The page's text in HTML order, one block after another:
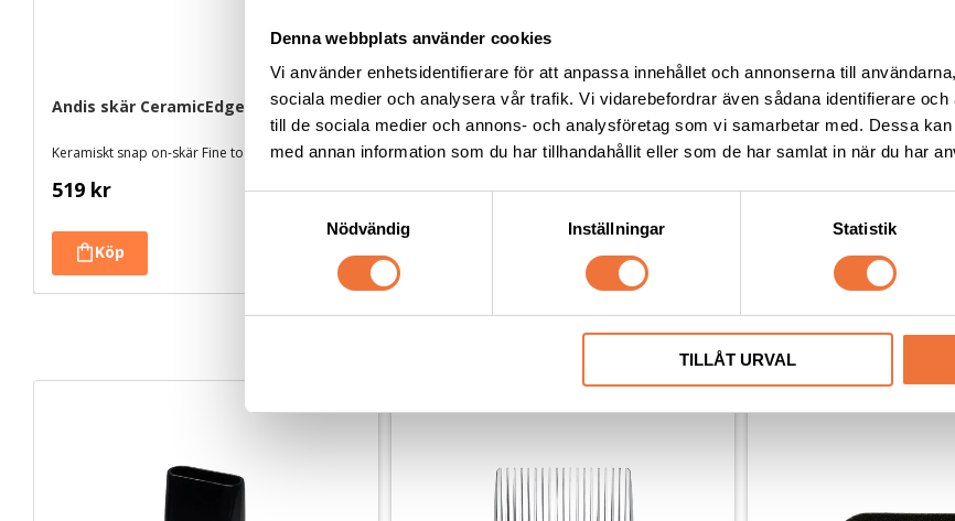
Denna webbplats använder cookies
Vi använder enhetsidentifierare för att anpassa innehållet och annonserna till
sociala medier och analysera vår trafik. Vi vidarebefordrar även sådana identifierare och
till de sociala medier och annons- och analysföretag som vi samarbetar med. Dessa
med annan information som du har tillhandahållit eller som de har samlat in när du har
s
Nödvändig Inställningar Statistik
TILLÅT URVAL
Andis skär CeramicEdge #5FT
Keramiskt snap on-skär Fine tooth - Lämnar 6,3 mm
519 kr
Andis skär CeramicEdge #4FT
Keramiskt snap on-skär Fine tooth - Lämnar 9,5 mm
549kr
Andis skär
449kr
Senaste besökta produkter